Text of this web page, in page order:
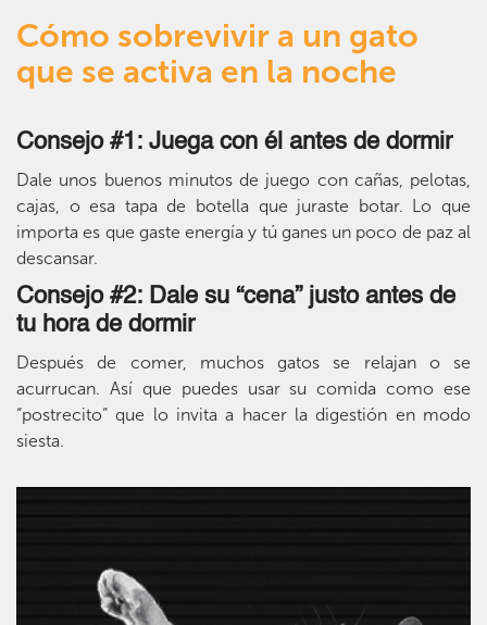
Cómo sobrevivir a un gato
que se activa en la noche
Consejo #1: Juega con él antes de dormir
Dale unos buenos minutos de juego con cañas, pelotas,
cajas, o esa tapa de botella que juraste botar. Lo que
importa es que gaste energía y tú ganes un poco de paz al
descansar.
Consejo #2: Dale su “cena” justo antes de
tu hora de dormir
Después de comer, muchos gatos se relajan o se
acurrucan. Así que puedes usar su comida como ese
“postrecito” que lo invita a hacer la digestión en modo
siesta.